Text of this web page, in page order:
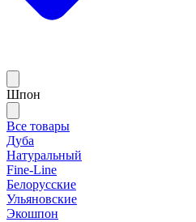
Шпон
Все товары
Дуба
Натуральный
Fine-Line
Белорусские
Ульяновские
Экошпон